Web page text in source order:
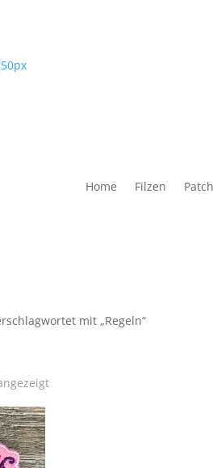
Home Filzen
mit „Regeln“